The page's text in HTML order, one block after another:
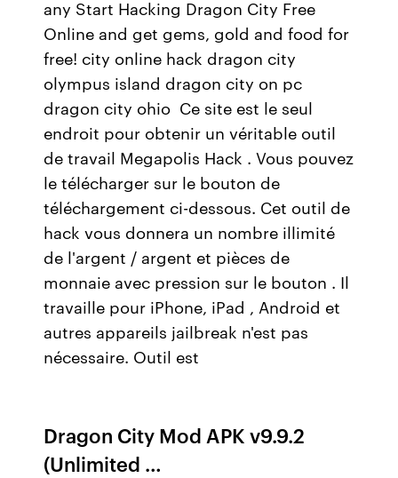
any Start Hacking Dragon City Free
Online and get gems, gold and food for
free! city online hack dragon city
olympus island dragon city on pc
dragon city ohio Ce site est le seul
endroit pour obtenir un véritable outil
de travail Megapolis Hack . Vous pouvez
le télécharger sur le bouton de
téléchargement ci-dessous. Cet outil de
hack vous donnera un nombre illimité
de l'argent / argent et pièces de
monnaie avec pression sur le bouton . Il
travaille pour iPhone, iPad , Android et
autres appareils jailbreak n'est pas
nécessaire. Outil est
Dragon City Mod APK v9.9.2
(Unlimited …